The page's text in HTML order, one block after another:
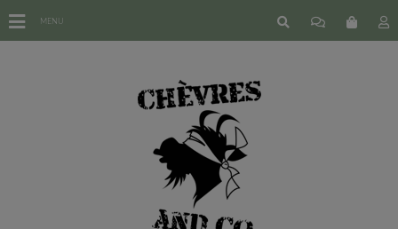
MENU